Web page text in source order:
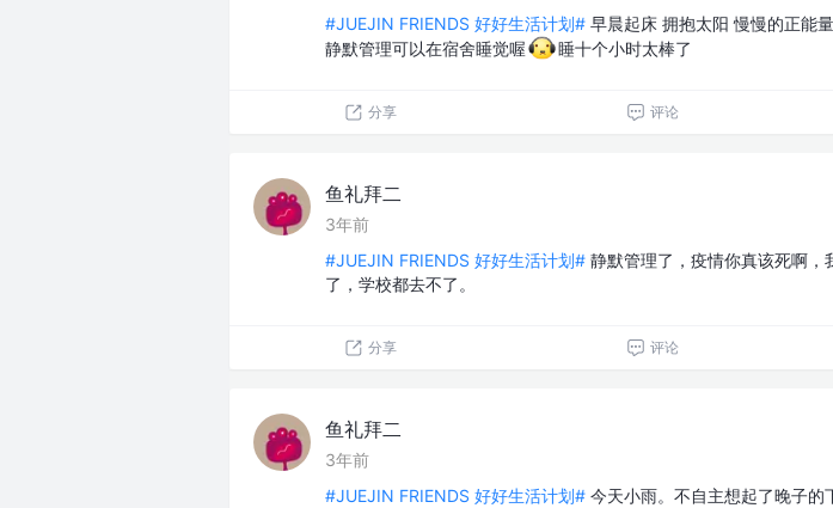
#JUEJIN FRIENDS 好好生活计划# 早晨起床 拥抱太阳 慢慢的正能
静默管理可以在宿舍睡觉喔
睡十个小时太棒了
分享 评论
鱼礼拜二
3年前
#JUEJIN FRIENDS 好好生活计划# 静默管理了，疫情你真该死啊，
了，学校都去不了。
分享 评论
鱼礼拜二
3年前
#JUEJIN FRIENDS 好好生活计划# 今天小雨。不自主想起了晚子